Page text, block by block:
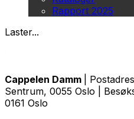
Rapport 2025
Laster...
Cappelen Damm
|
Sentrum, 0055 Oslo |
0161 Oslo